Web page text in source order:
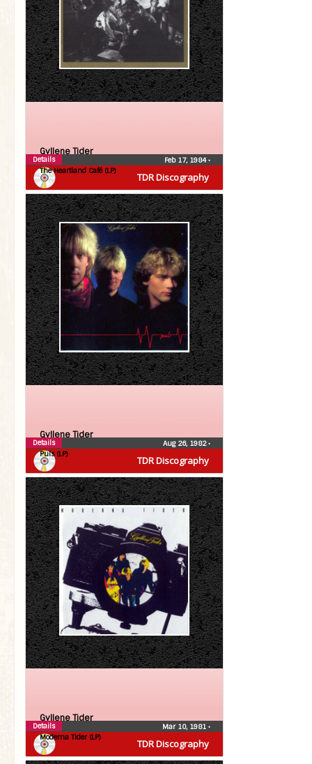
TDR Discography
Gyllene Tider
The Heartland Café (LP)
Feb 17, 1984•
Details
TDR Discography
Gyllene Tider
Puls (LP)
Aug 26, 1982•
Details
TDR Discography
Gyllene Tider
Moderna Tider (LP)
Mar 10, 1981 •
Details